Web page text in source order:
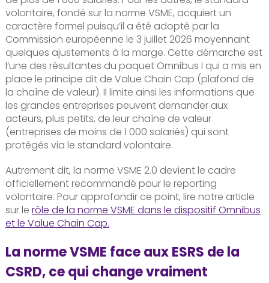
volontaire, fondé sur la norme VSME, acquiert un
caractère formel puisqu’il a été adopté par la
Commission européenne le 3 juillet 2026 moyennant
quelques ajustements à la marge. Cette démarche est
l’une des résultantes du paquet Omnibus I qui a mis en
place le principe dit de Value Chain Cap (plafond de
la chaîne de valeur). Il limite ainsi les informations que
les grandes entreprises peuvent demander aux
acteurs, plus petits, de leur chaîne de valeur
(entreprises de moins de 1 000 salariés) qui sont
protégés via le standard volontaire.
Autrement dit, la norme VSME 2.0 devient le cadre
officiellement recommandé pour le reporting
volontaire. Pour approfondir ce point, lire notre article
sur le rôle de la norme VSME dans le dispositif Omnibus
et le Value Chain Cap.
La norme VSME face aux ESRS de la
CSRD, ce qui change vraiment